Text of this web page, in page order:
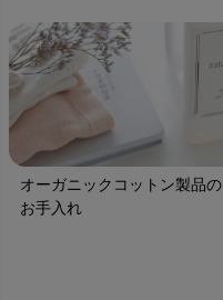
オーガニックコットン製品の
お手入れ